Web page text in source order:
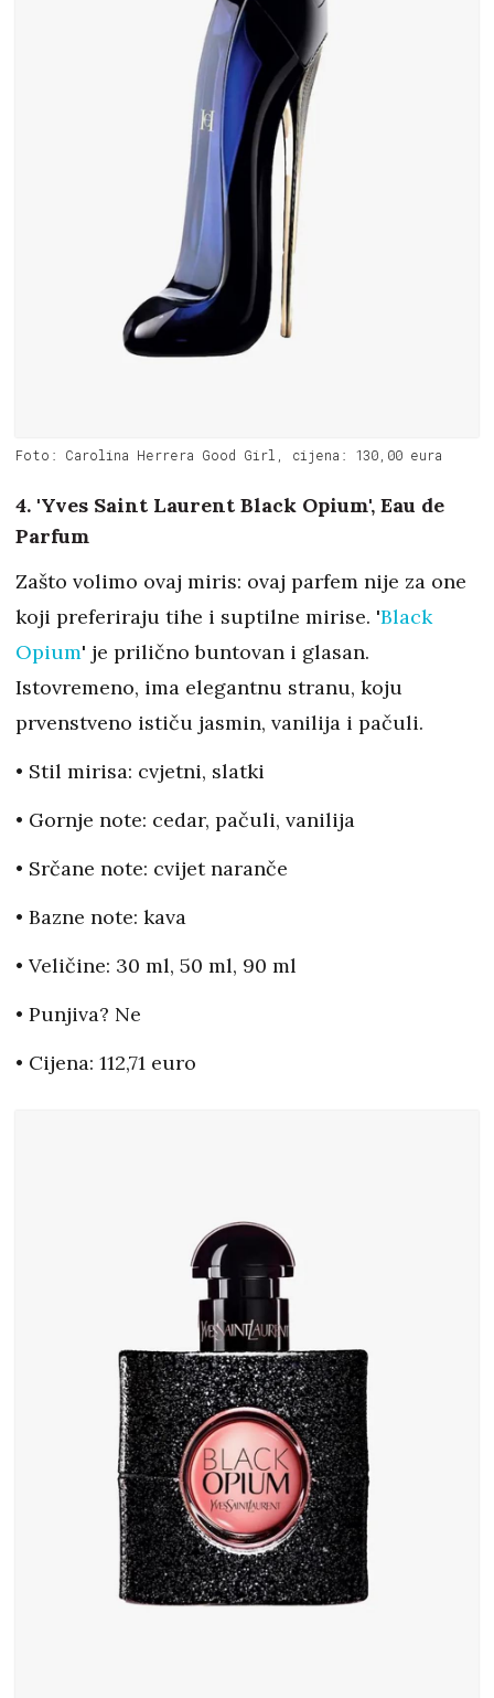
Foto: Carolina Herrera Good Girl, cijena: 130,00 eura
4. 'Yves Saint Laurent Black Opium', Eau de
Parfum
Zašto volimo ovaj miris: ovaj parfem nije za one
koji preferiraju tihe i suptilne mirise. 'Black
Opium' je prilično buntovan i glasan.
Istovremeno, ima elegantnu stranu, koju
prvenstveno ističu jasmin, vanilija i pačuli.
• Stil mirisa: cvjetni, slatki
• Gornje note: cedar, pačuli, vanilija
• Srčane note: cvijet naranče
• Bazne note: kava
• Veličine: 30 ml, 50 ml, 90 ml
• Punjiva? Ne
• Cijena: 112,71 euro